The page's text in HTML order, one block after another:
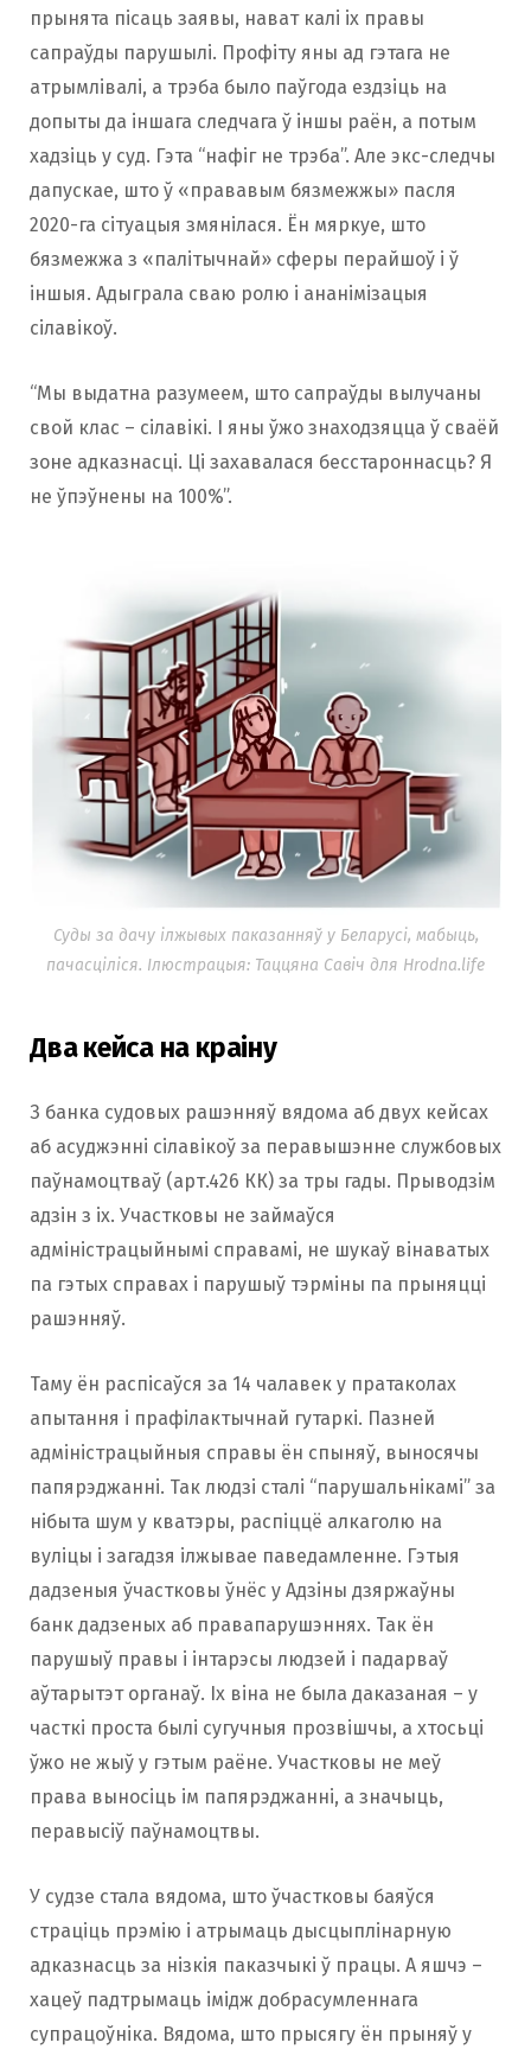
прынята пісаць заявы, нават калі іх правы
сапраўды парушылі. Профіту яны ад гэтага не
атрымлівалі, а трэба было паўгода ездзіць на
допыты да іншага следчага ў іншы раён, а потым
хадзіць у суд. Гэта “нафіг не трэба”. Але экс-следчы
дапускае, што ў «прававым бязмежжы» пасля
2020-га сітуацыя змянілася. Ён мяркуе, што
бязмежжа з «палітычнай» сферы перайшоў і ў
іншыя. Адыграла сваю ролю і ананімізацыя
сілавікоў.
“Мы выдатна разумеем, што сапраўды вылучаны
свой клас – сілавікі. І яны ўжо знаходзяцца ў сваёй
зоне адказнасці. Ці захавалася бесстароннасць? Я
не ўпэўнены на 100%”.
Суды за дачу ілжывых паказанняў у Беларусі, мабыць,
пачасціліся. Ілюстрацыя: Таццяна Савіч для Hrodna.life
Два кейса на краіну
З банка судовых рашэнняў вядома аб двух кейсах
аб асуджэнні сілавікоў за перавышэнне службовых
паўнамоцтваў (арт.426 КК) за тры гады. Прыводзім
адзін з іх. Участковы не займаўся
адміністрацыйнымі справамі, не шукаў вінаватых
па гэтых справах і парушыў тэрміны па прыняцці
рашэнняў.
Таму ён распісаўся за 14 чалавек у пратаколах
апытання і прафілактычнай гутаркі. Пазней
адміністрацыйныя справы ён спыняў, выносячы
папярэджанні. Так людзі сталі “парушальнікамі” за
нібыта шум у кватэры, распіццё алкаголю на
вуліцы і загадзя ілжывае паведамленне. Гэтыя
дадзеныя ўчастковы ўнёс у Адзіны дзяржаўны
банк дадзеных аб правапарушэннях. Так ён
парушыў правы і інтарэсы людзей і падарваў
аўтарытэт органаў. Іх віна не была даказаная – у
часткі проста былі сугучныя прозвішчы, а хтосьці
ўжо не жыў у гэтым раёне. Участковы не меў
права выносіць ім папярэджанні, а значыць,
перавысіў паўнамоцтвы.
У судзе стала вядома, што ўчастковы баяўся
страціць прэмію і атрымаць дысцыплінарную
адказнасць за нізкія паказчыкі ў працы. А яшчэ –
хацеў падтрымаць імідж добрасумленнага
супрацоўніка. Вядома, што прысягу ён прыняў у